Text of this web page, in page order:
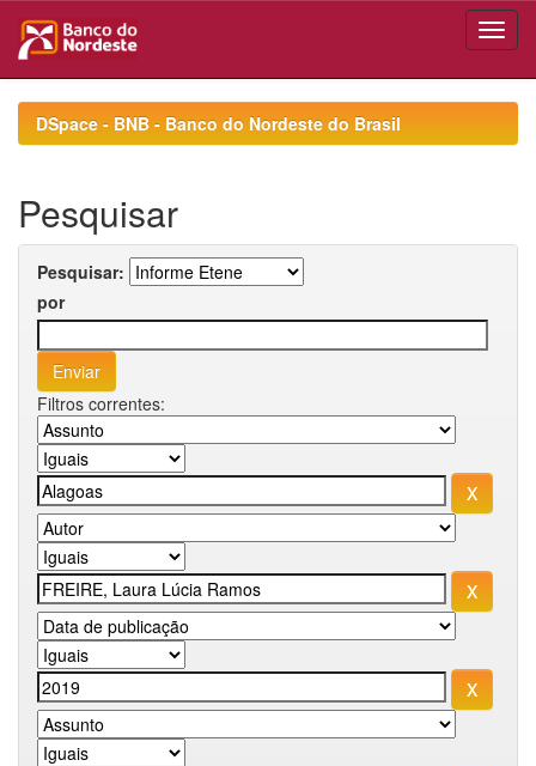
navigationDSpace - BNB - Banco do Nordeste do Brasil
Pesquisar
Pesquisar:
por
Filtros correntes: